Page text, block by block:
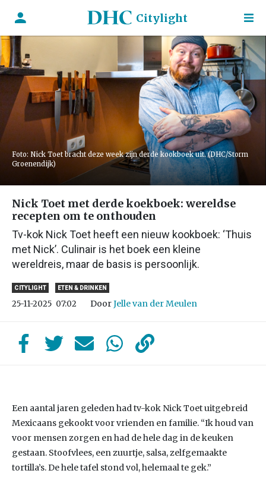
Citylight
Foto: Nick Toet bracht deze week zijn derde kookboek uit. (DHC/Storm
Groenendijk)
Nick Toet met derde koekboek: wereldse
recepten om te onthouden
Tv-kok Nick Toet heeft een nieuw kookboek: ‘Thuis
met Nick’. Culinair is het boek een kleine
wereldreis, maar de basis is persoonlijk.
CITYLIGHT ETEN & DRINKEN
25-11-2025 07:02 DoorJelle van der Meulen
Een aantal jaren geleden had tv-kok Nick Toet uitgebreid
Mexicaans gekookt voor vrienden en familie. “Ik houd van
voor mensen zorgen en had de hele dag in de keuken
gestaan. Stoofvlees, een zuurtje, salsa, zelfgemaakte
tortilla’s. De hele tafel stond vol, helemaal te gek.”